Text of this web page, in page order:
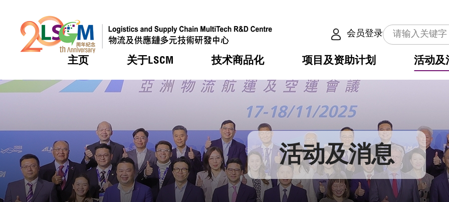
会员登录
主页 关于LSCM
热门 机构简介
组织架构
组织架构
董事局
研究顾问
技术商品化
热门 服务
可获授权之技术
应用于公共服务之创新技术
重点项目
项目及资助计划
热门 合作计划
资助计划
资助计划
税务优惠
申请
评审
活动及
热门 活动
奖项
新闻中心
媒体报导
新闻稿
热门 会籍及服务
会员列表
会员登入 活动及消息